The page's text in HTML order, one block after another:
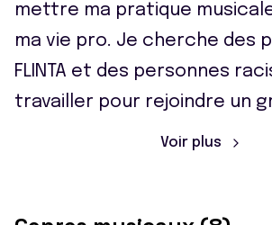
mettre ma pratique
ma vie pro. Je cherche des
FLINTA et des personnes
travailler pour rejoindre un
Voir plus